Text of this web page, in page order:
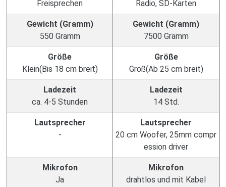
Freisprechen
Radio, SD-Karten
Gewicht (Gramm)
550 Gramm
Gewicht (Gramm)
7500 Gramm
Größe
Klein(Bis 18 cm breit)
Größe
Groß(Ab 25 cm breit)
Ladezeit
ca. 4-5 Stunden
Ladezeit
14 Std.
Lautsprecher
-
Lautsprecher
20 cm Woofer, 25mm compr
ession driver
Mikrofon
Ja
Mikrofon
drahtlos und mit Kabel